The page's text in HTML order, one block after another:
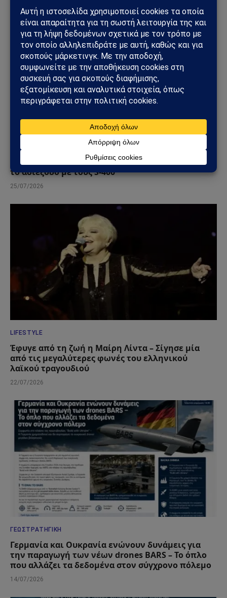
ΓΕΩΣΤΡΑΤΗΓΙΚΉ
ΗΠΑ: «Όχι» στην επιστροφή της Τουρκίας στα F-
35 – Η επιστολή προς το Κογκρέσο που διατηρεί
το αδιέξοδο με τους S-400
25/07/2026
LIFESTYLE
Έφυγε από τη ζωή η Μαίρη Λίντα – Σίγησε μία
από τις μεγαλύτερες φωνές του ελληνικού
λαϊκού τραγουδιού
22/07/2026
ΓΕΩΣΤΡΑΤΗΓΙΚΉ
Γερμανία και Ουκρανία ενώνουν δυνάμεις για
την παραγωγή των νέων drones BARS – Το όπλο
που αλλάζει τα δεδομένα στον σύγχρονο πόλεμο
14/07/2026